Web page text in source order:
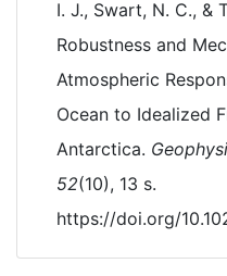
I. J., Swart, N. C., &
Robustness and
Atmospheric
Ocean to Idealized
Antarctica.
52(10), 13 s.
https://doi.org/